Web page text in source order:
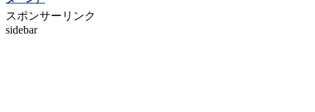
スポンサーリンク
sidebar